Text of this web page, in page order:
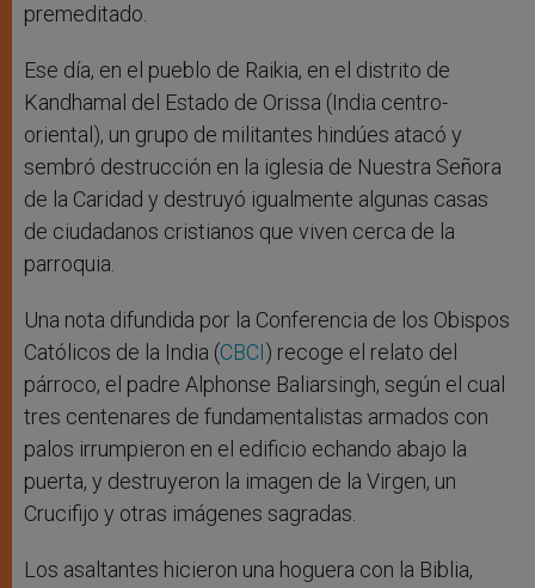
premeditado.
Ese día, en el pueblo de Raikia, en el distrito de
Kandhamal del Estado de Orissa (India centro-
oriental), un grupo de militantes hindúes atacó y
sembró destrucción en la iglesia de Nuestra Señora
de la Caridad y destruyó igualmente algunas casas
de ciudadanos cristianos que viven cerca de la
parroquia.
Una nota difundida por la Conferencia de los Obispos
Católicos de la India (CBCI) recoge el relato del
párroco, el padre Alphonse Baliarsingh, según el cual
tres centenares de fundamentalistas armados con
palos irrumpieron en el edificio echando abajo la
puerta, y destruyeron la imagen de la Virgen, un
Crucifijo y otras imágenes sagradas.
Los asaltantes hicieron una hoguera con la Biblia,